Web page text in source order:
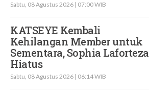
Sabtu, 08 Agustus 2026 | 07:00 WIB
KATSEYE Kembali
Kehilangan Member untuk
Sementara, Sophia Laforteza
Hiatus
Sabtu, 08 Agustus 2026 | 06:14 WIB